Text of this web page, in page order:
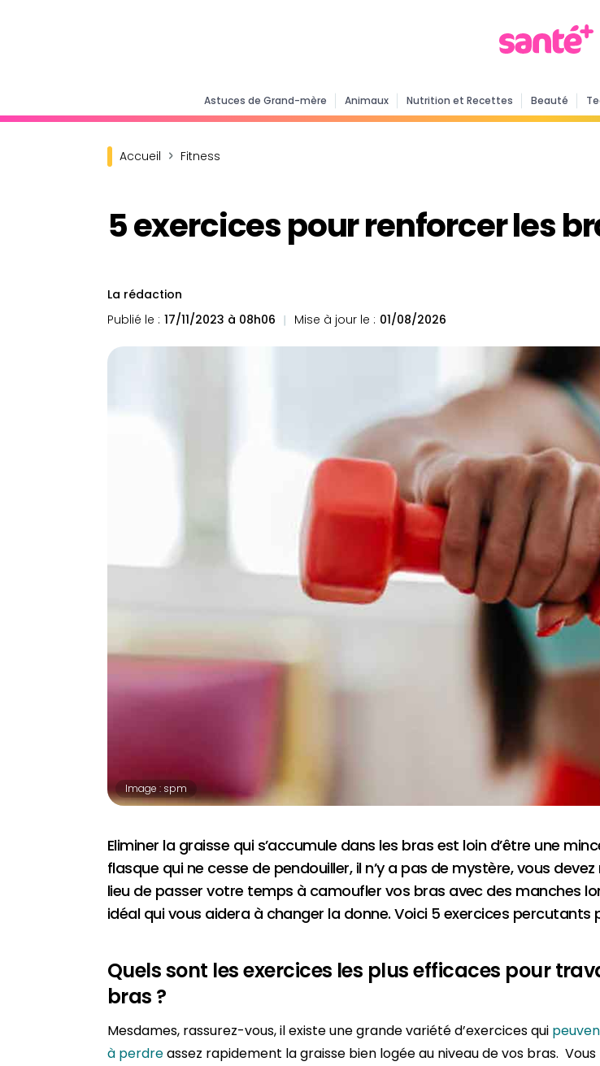
Astuces de Grand-mère Animaux Nutrition et Recettes Beauté
Accueil Fitness
5 exercices pour renforcer les
La rédaction
Publié le : 17/11/2023 à 08h06 Mise à jour le : 01/08/2026
Image : spm
Eliminer la graisse qui s’accumule dans les bras est loin d’être une
flasque qui ne cesse de pendouiller, il n’y a pas de mystère, vous
lieu de passer votre temps à camoufler vos bras avec des manches
idéal qui vous aidera à changer la donne. Voici 5 exercices
Quels sont les exercices les plus efficaces pour
bras ?
Mesdames, rassurez-vous, il existe une grande variété d’exercices qui
à perdreassez rapidement la graisse bien logée au niveau de vos bras. Vous